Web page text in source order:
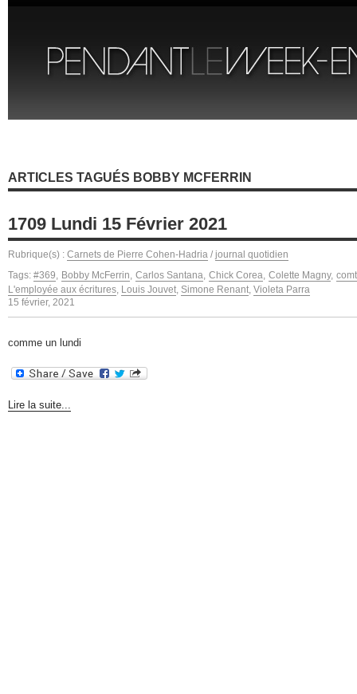
ARTICLES TAGUÉS BOBBY MCFERRIN
1709 Lundi 15 Février 2021
Rubrique(s) : Carnets de Pierre Cohen-Hadria / journal quotidien
Tags:#369, Bobby McFerrin, Carlos Santana, Chick Corea, Colette Magny,
L'employée aux écritures, Louis Jouvet, Simone Renant, Violeta Parra
15 février, 2021
comme un lundi
Lire la suite...